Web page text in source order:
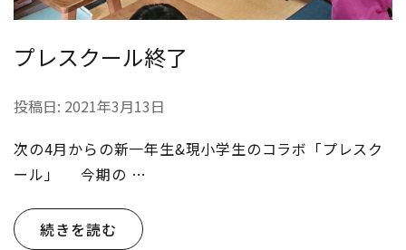
プレスクール終了
投稿日: 2021年3月13日
次の4月からの新一年生&現小学生のコラボ「プレスク
ール」 今期の …
続きを読む